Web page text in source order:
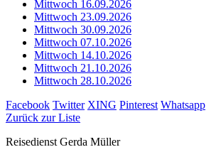
Mittwoch 16.09.2026
Mittwoch 23.09.2026
Mittwoch 30.09.2026
Mittwoch 07.10.2026
Mittwoch 14.10.2026
Mittwoch 21.10.2026
Mittwoch 28.10.2026
Facebook Twitter XING Pinterest Whatsapp
Zurück zur Liste
Reisedienst Gerda Müller